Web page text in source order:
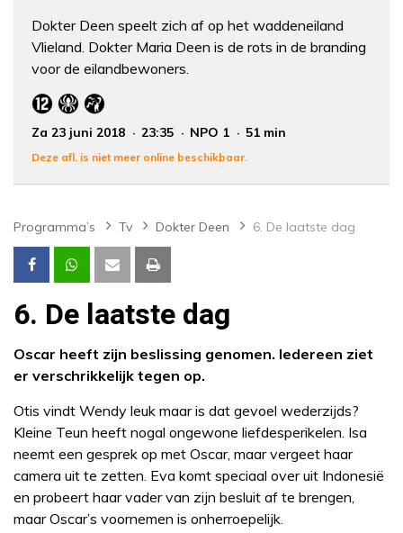
Dokter Deen speelt zich af op het waddeneiland
Vlieland. Dokter Maria Deen is de rots in de branding
voor de eilandbewoners.
Za 23 juni 2018 23:35 NPO 1 51 min
Deze afl. is niet meer online beschikbaar.
Programma’s Tv Dokter Deen 6. De laatste dag
6. De laatste dag
Oscar heeft zijn beslissing genomen. Iedereen ziet
er verschrikkelijk tegen op.
Otis vindt Wendy leuk maar is dat gevoel wederzijds?
Kleine Teun heeft nogal ongewone liefdesperikelen. Isa
neemt een gesprek op met Oscar, maar vergeet haar
camera uit te zetten. Eva komt speciaal over uit Indonesië
en probeert haar vader van zijn besluit af te brengen,
maar Oscar’s voornemen is onherroepelijk.